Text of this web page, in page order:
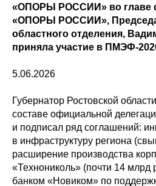
«ОПОРЫ РОССИИ» во главе
«ОПОРЫ РОССИИ»,
областного отделения,
приняла участие в
5.06.2026
Губернатор Ростовской
составе официальной
и подписал ряд соглашений:
в инфраструктуру региона
расширение производства
«Технониколь» (почти 14 млрд
банком «Новиком» по